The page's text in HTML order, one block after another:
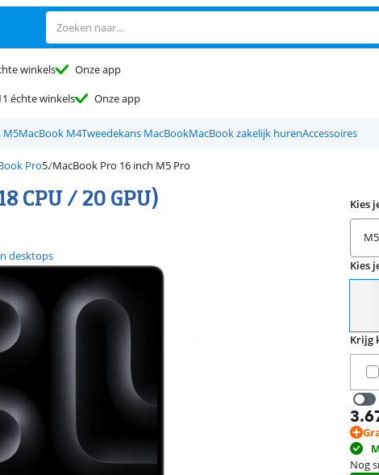
winkels
Onze app
échte winkels Onze app
M5MacBook M4Tweedekans MacBookMacBook zakelijk hurenAccessoires
Pro MacBook Pro 16 inch M5 Pro
CPU / 20 GPU)
desktops
Kies
Kies
Krijg
Nog